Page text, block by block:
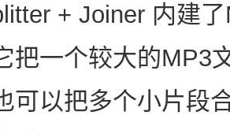
+ Joiner 内建
把一个较大的MP3
可以把多个小片段